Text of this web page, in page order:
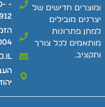
חדישים של
מובילים
פתרונות
לכל צורך